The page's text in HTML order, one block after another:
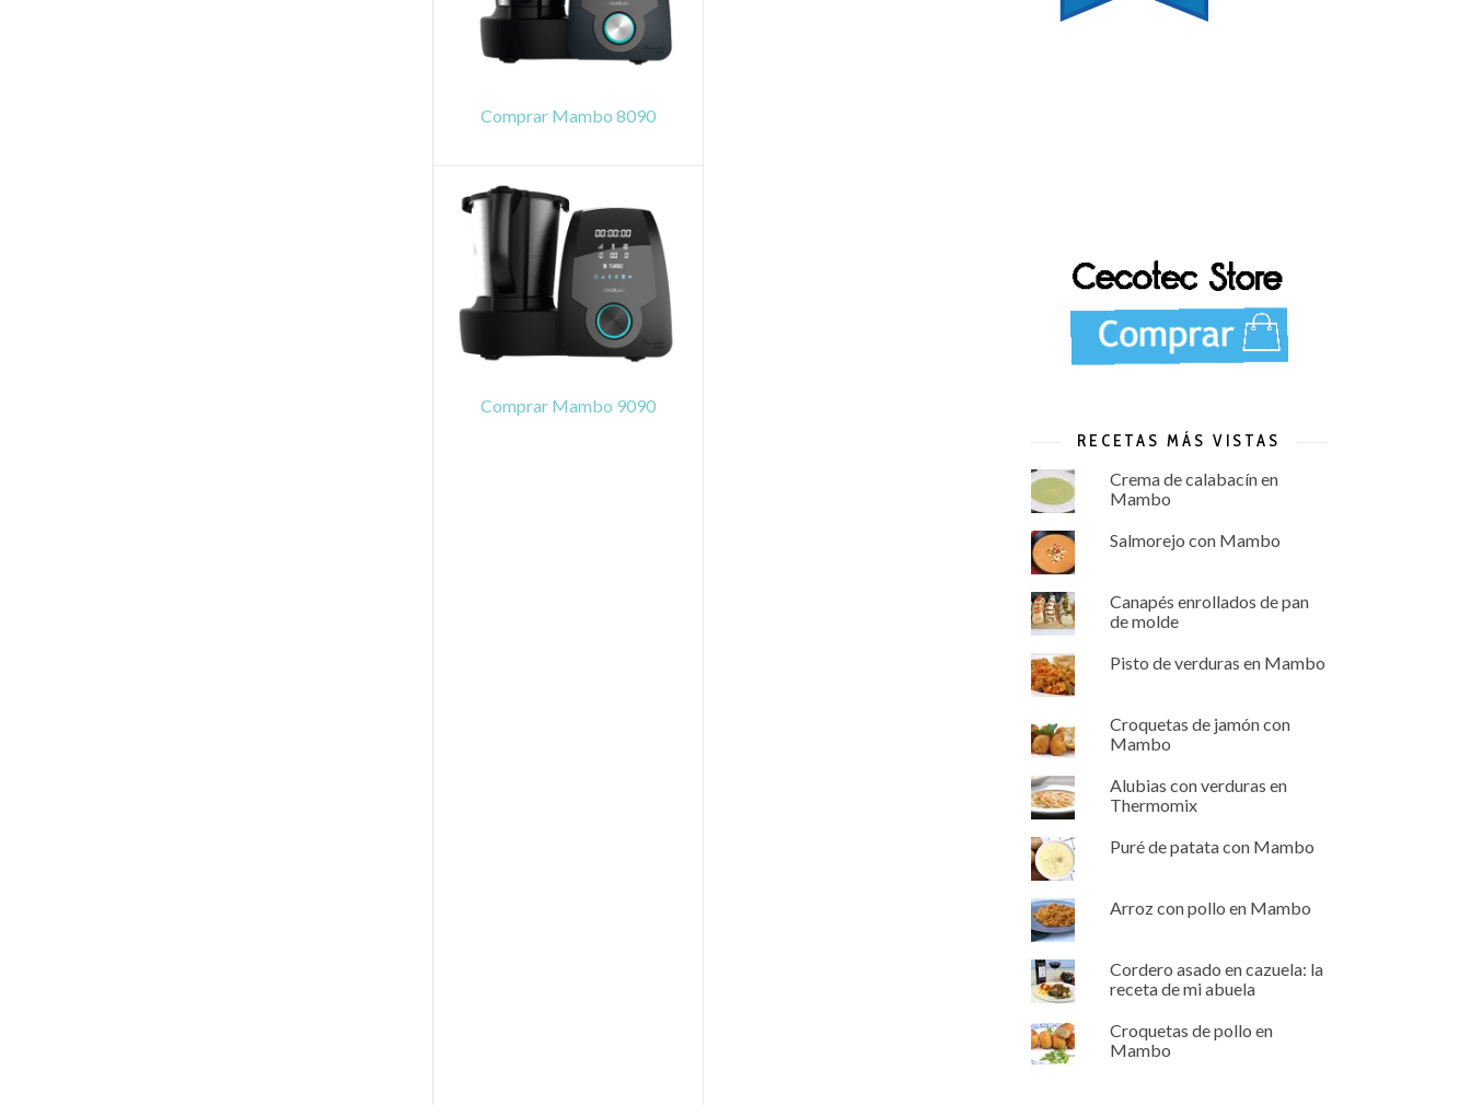
Comprar Mambo 8090
Comprar Mambo 9090
RECETAS MÁS VISTAS
Crema de calabacín en
Mambo
Salmorejo con Mambo
Canapés enrollados de pan
de molde
Pisto de verduras en Mambo
Croquetas de jamón con
Mambo
Alubias con verduras en
Thermomix
Puré de patata con Mambo
Arroz con pollo en Mambo
Cordero asado en cazuela: la
receta de mi abuela
Croquetas de pollo en
Mambo